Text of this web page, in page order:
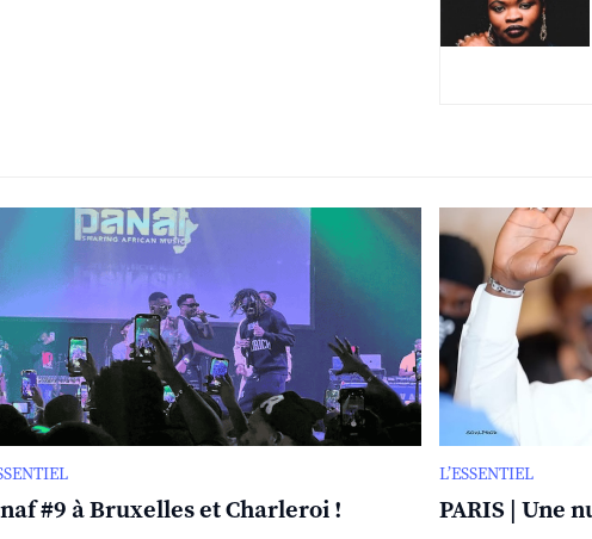
#9 à Bruxelles et Charleroi !
L’ESSENTIEL
PARIS | Une